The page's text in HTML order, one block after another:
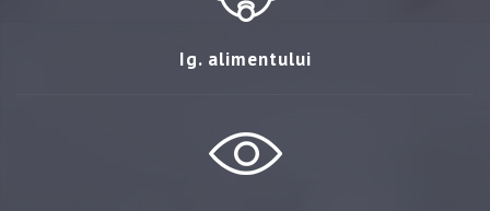
Ig. alimentului